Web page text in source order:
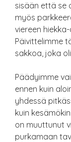
sisään että se
myös
viereen
Päivittelimme
sakkoa, joka
Päädyimme
ennen kuin
yhdessä
kuin
on muuttunut
purkamaan